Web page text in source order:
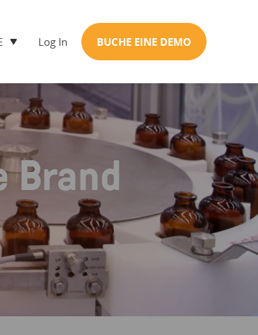
Log In BUCHE EINE DEMO
Brand